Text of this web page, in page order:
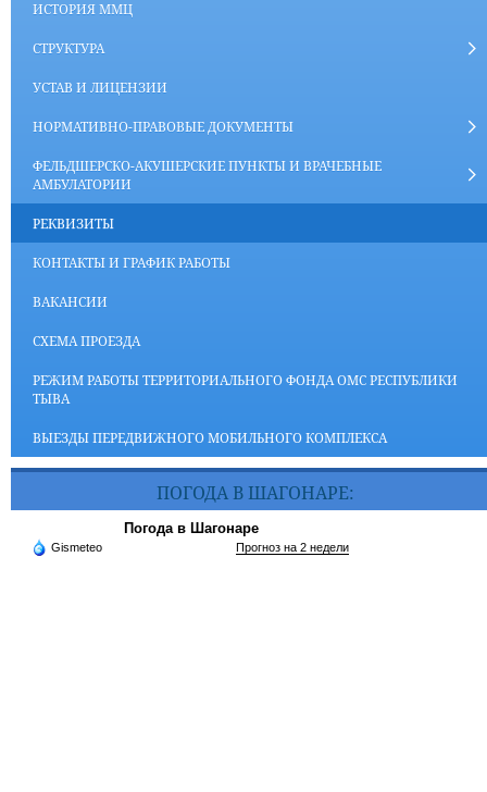
ИСТОРИЯ ММЦ
СТРУКТУРА
УСТАВ И ЛИЦЕНЗИИ
НОРМАТИВНО-ПРАВОВЫЕ ДОКУМЕНТЫ
ФЕЛЬДШЕРСКО-АКУШЕРСКИЕ ПУНКТЫ И ВРАЧЕБНЫЕ
АМБУЛАТОРИИ
РЕКВИЗИТЫ
КОНТАКТЫ И ГРАФИК РАБОТЫ
ВАКАНСИИ
СХЕМА ПРОЕЗДА
РЕЖИМ РАБОТЫ ТЕРРИТОРИАЛЬНОГО ФОНДА ОМС РЕСПУБЛИКИ
ТЫВА
ВЫЕЗДЫ ПЕРЕДВИЖНОГО МОБИЛЬНОГО КОМПЛЕКСА
ПОГОДА В ШАГОНАРЕ:
Погода в Шагонаре
Gismeteo Прогноз на 2 недели